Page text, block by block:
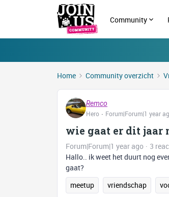
Community
Home Community overzicht
Remco
Hero
Forum|Forum|1 year
wie gaat er dit
Forum|Forum|1 year ago 3
Hallo.. ik weet het duurt nog
gaat?
meetup
vriendschap